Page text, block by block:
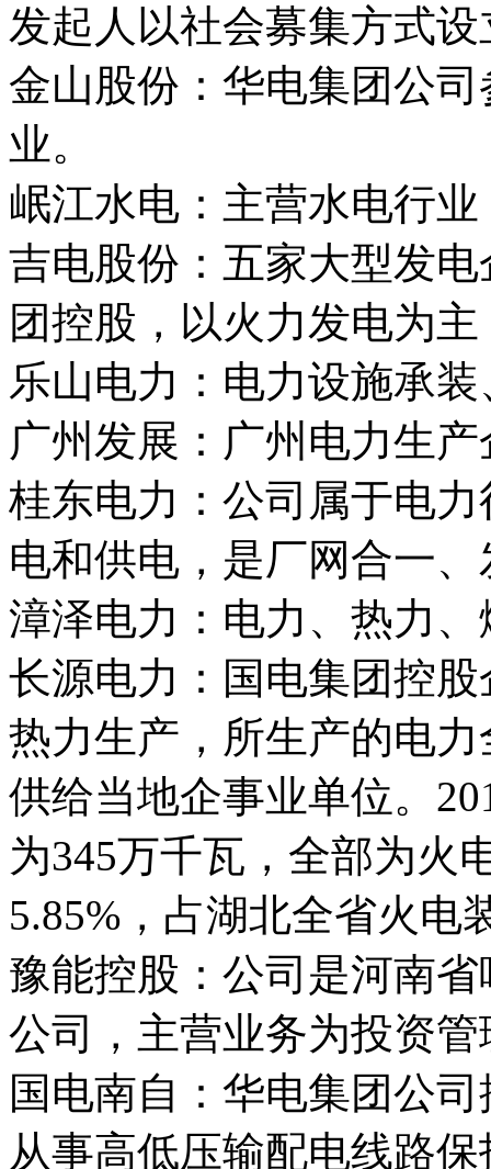
发起人以社会募集方式设
金山股份：华电集团公
业。
岷江水电：主营水电行
吉电股份：五家大型发
团控股，以火力发电为主
乐山电力：电力设施承
广州发展：广州电力生
桂东电力：公司属于电
电和供电，是厂网合一
漳泽电力：电力、热力
长源电力：国电集团控
热力生产，所生产的电
供给当地企事业单位。
为345万千瓦，全部为火
5.85%，占湖北全省火电
豫能控股：公司是河南
公司，主营业务为投资
国电南自：华电集团公
从事高低压输配电线路